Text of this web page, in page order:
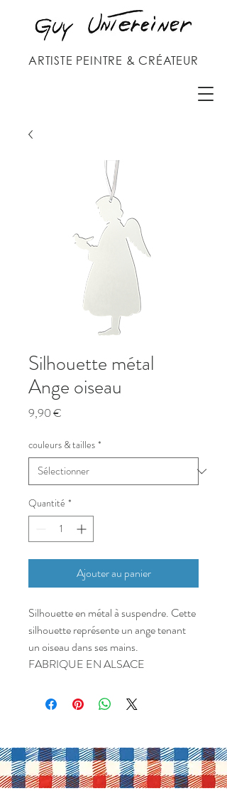
ARTISTE PEINTRE & CRÉATEUR
Silhouette métal
Ange oiseau
9,90 €
couleurs & tailles *
Quantité *
Ajouter au panier
Silhouette en métal à suspendre. Cette
silhouette représente un ange tenant
un oiseau dans ses mains.
FABRIQUE EN ALSACE